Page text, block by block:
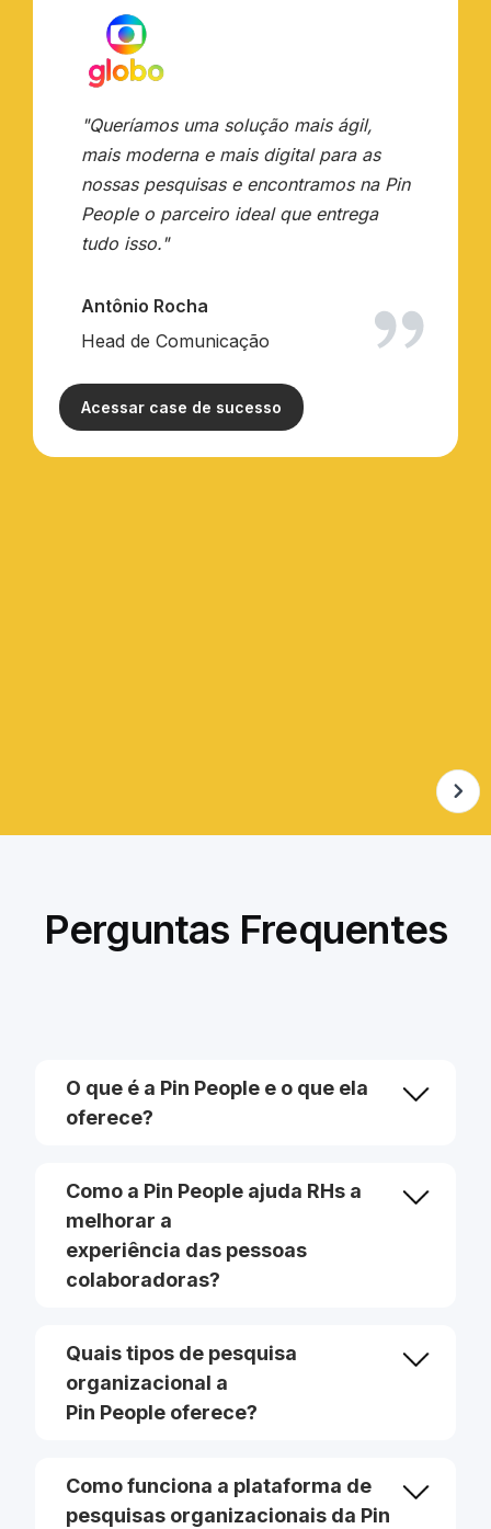
"Queríamos uma solução mais ágil,
mais moderna e mais digital para as
nossas pesquisas e encontramos na Pin
People o parceiro ideal que entrega
tudo isso."
Antônio Rocha
Head de Comunicação
Acessar case de sucesso
Perguntas Frequentes
O que é a Pin People e o que ela
oferece?
Como a Pin People ajuda RHs a
melhorar a
experiência das pessoas
colaboradoras?
Quais tipos de pesquisa
organizacional a
Pin People oferece?
Como funciona a plataforma de
pesquisas organizacionais da Pin